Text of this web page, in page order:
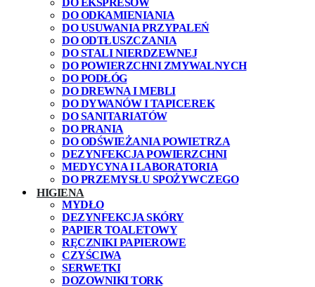
DO EKSPRESÓW
DO ODKAMIENIANIA
DO USUWANIA PRZYPALEŃ
DO ODTŁUSZCZANIA
DO STALI NIERDZEWNEJ
DO POWIERZCHNI ZMYWALNYCH
DO PODŁÓG
DO DREWNA I MEBLI
DO DYWANÓW I TAPICEREK
DO SANITARIATÓW
DO PRANIA
DO ODŚWIEŻANIA POWIETRZA
DEZYNFEKCJA POWIERZCHNI
MEDYCYNA I LABORATORIA
DO PRZEMYSŁU SPOŻYWCZEGO
HIGIENA
MYDŁO
DEZYNFEKCJA SKÓRY
PAPIER TOALETOWY
RĘCZNIKI PAPIEROWE
CZYŚCIWA
SERWETKI
DOZOWNIKI TORK